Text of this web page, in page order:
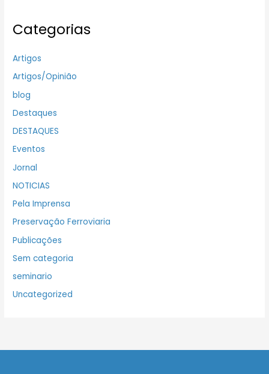
Categorias
Artigos
Artigos/Opinião
blog
Destaques
DESTAQUES
Eventos
Jornal
NOTICIAS
Pela Imprensa
Preservação Ferroviaria
Publicações
Sem categoria
seminario
Uncategorized